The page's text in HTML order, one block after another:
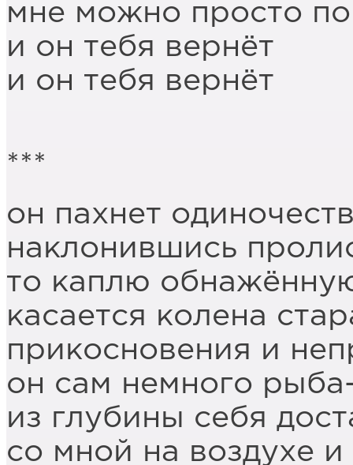
мне можно просто
и он тебя вернёт
и он тебя вернёт
***
он пахнет
наклонившись
то каплю
касается колена
прикосновения и
он сам немного
из глубины себя
со мной на воздухе и